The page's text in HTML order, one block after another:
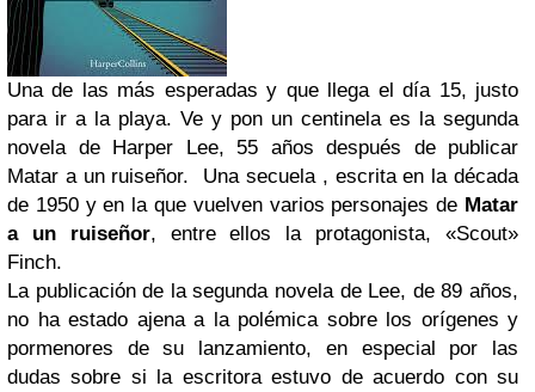
Una de las más esperadas y que llega el día 15, justo
para ir a la playa. Ve y pon un centinela es la segunda
novela de Harper Lee, 55 años después de publicar
Matar a un ruiseñor. Una secuela , escrita en la década
de 1950 y en la que vuelven varios personajes de Matar
a un ruiseñor, entre ellos la protagonista, «Scout»
Finch.
La publicación de la segunda novela de Lee, de 89 años,
no ha estado ajena a la polémica sobre los orígenes y
pormenores de su lanzamiento, en especial por las
dudas sobre si la escritora estuvo de acuerdo con su